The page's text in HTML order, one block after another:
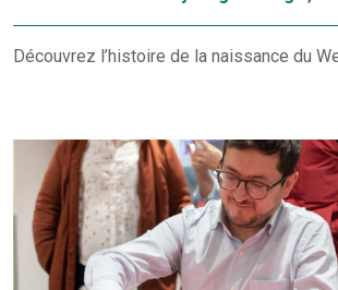
Découvrez l’histoire de la naissance du